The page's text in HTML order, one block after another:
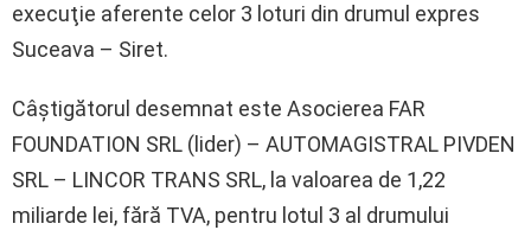
execuţie aferente celor 3 loturi din drumul expres
Suceava – Siret.
Câştigătorul desemnat este Asocierea FAR
FOUNDATION SRL (lider) – AUTOMAGISTRAL PIVDEN
SRL – LINCOR TRANS SRL, la valoarea de 1,22
miliarde lei, fără TVA, pentru lotul 3 al drumului